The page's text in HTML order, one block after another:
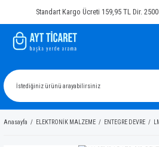
Standart Kargo Ücreti 159,95 TL Dir.
Anasayfa ELEKTRONİK MALZEME ENTEGRE DEVRE